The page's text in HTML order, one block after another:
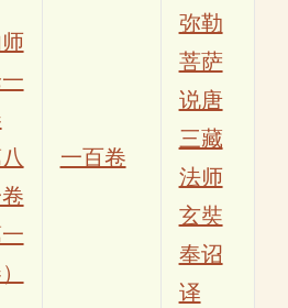
八
一百卷
弥勒
菩萨
说唐
三藏
法师
玄奘
奉诏
译